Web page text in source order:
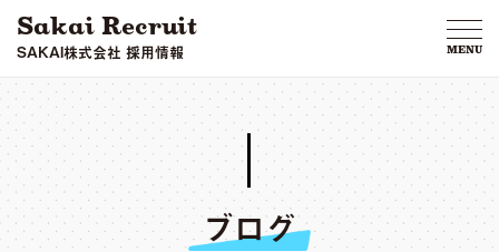
Sakai Recruit
SAKAI株式会社 採用情報 MENU
ブログ